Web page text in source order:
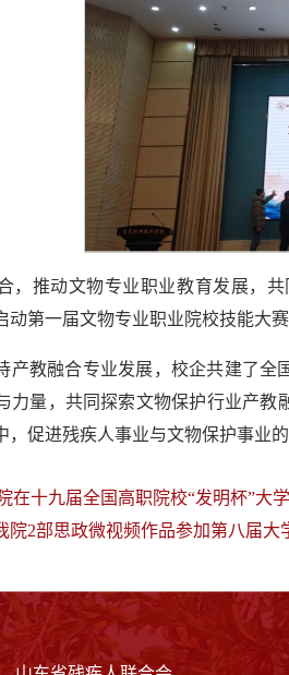
，推动文物专业职业教育发展，
第一届文物专业职业院校技能大赛
产教融合专业发展，校企共建了
力量，共同探索文物保护行业产
促进残疾人事业与文物保护事业的
在十九届全国高职院校“发明杯”大
院2部思政微视频作品参加第八届大